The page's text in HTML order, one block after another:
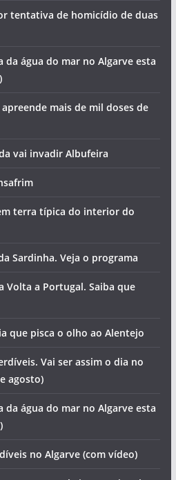
tentativa de homicídio de duas
água do mar no Algarve esta
mais de mil doses de
vai invadir Albufeira
terra típica do interior do
Sardinha. Veja o programa
Volta a Portugal. Saiba que
que pisca o olho ao Alentejo
Vai ser assim o dia no
agosto)
água do mar no Algarve esta
no Algarve (com vídeo)